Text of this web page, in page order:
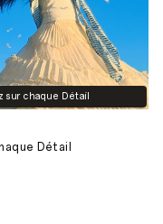
sur chaque Détail
Détail